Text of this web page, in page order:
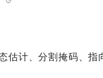
估计、分割掩码、指